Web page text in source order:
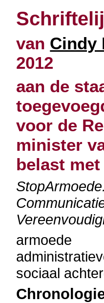
van Cindy
2012
aan de
voor de
minister
belast
armoede
sociaal